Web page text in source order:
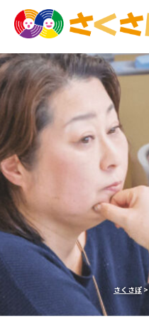
さくさぽ >